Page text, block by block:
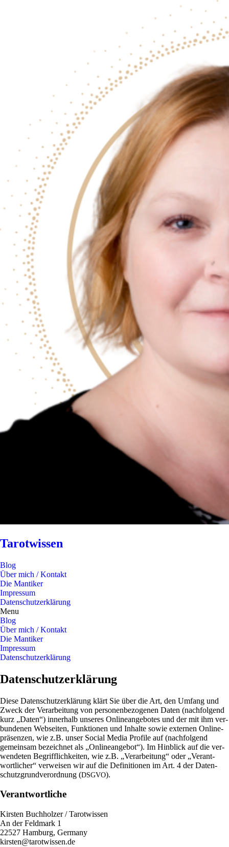
Tarotwissen
Blog
Über mich / Kontakt
Die Mantiker
Impressum
Datenschutzerklärung
Menu
Blog
Über mich / Kontakt
Die Mantiker
Impressum
Datenschutzerklärung
Datenschutzerklärung
Diese Daten­schutz­er­klä­rung klärt Sie über die Art, den Umfang und
Zweck der Ver­ar­bei­tung von per­so­nen­be­zo­genen Daten (nach­fol­gend
kurz „Daten“) inner­halb unseres Online­an­ge­botes und der mit ihm ver­
bun­denen Web­seiten, Funk­tionen und Inhalte sowie externen Online­
prä­senzen, wie z.B. unser Social Media Pro­file auf (nach­fol­gend
gemeinsam bezeichnet als „Online­an­gebot“). Im Hin­blick auf die ver­
wen­deten Begriff­lich­keiten, wie z.B. „Ver­ar­bei­tung“ oder „Ver­ant­
wort­li­cher“ ver­weisen wir auf die Defi­ni­tionen im Art. 4 der Daten­
schutz­grund­ver­ord­nung (DSGVO).
Verantwortliche
Kir­sten Buch­holzer / Tarot­wissen
An der Feld­mark 1
22527 Ham­burg, Ger­many
kirsten@tarotwissen.de